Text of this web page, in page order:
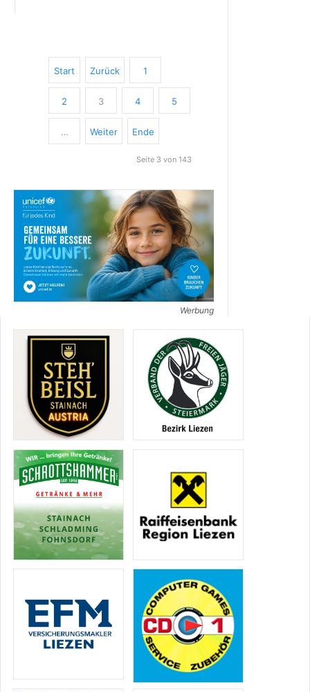
Start Zurück 1
2 3 4 5
… Weiter Ende
Seite 3 von 143
Werbung